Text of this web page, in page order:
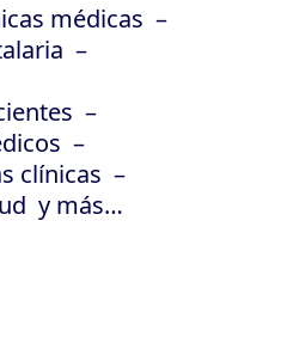
médicas
clínicas
y más…